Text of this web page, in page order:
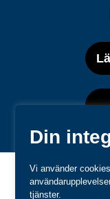
Din
Vi använder
tjänster.